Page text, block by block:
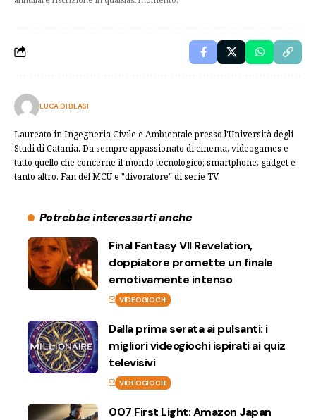
LUCA DI BLASI
Laureato in Ingegneria Civile e Ambientale presso l'Università degli
Studi di Catania. Da sempre appassionato di cinema, videogames e
tutto quello che concerne il mondo tecnologico; smartphone, gadget e
tanto altro. Fan del MCU e "divoratore" di serie TV.
Potrebbe interessarti anche
Final Fantasy VII Revelation,
doppiatore promette un finale
emotivamente intenso
VIDEOGIOCHI
Dalla prima serata ai pulsanti: i
migliori videogiochi ispirati ai quiz
televisivi
VIDEOGIOCHI
007 First Light: Amazon Japan